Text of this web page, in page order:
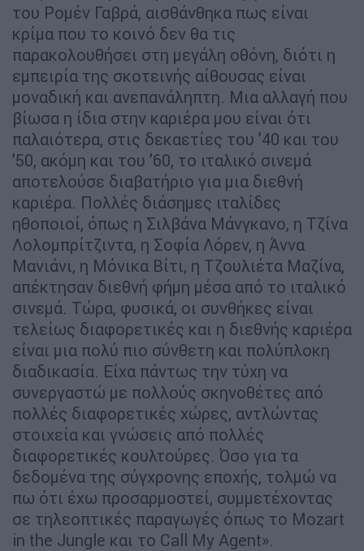
του Ρομέν Γαβρά, αισθάνθηκα πως είναι
κρίμα που το κοινό δεν θα τις
παρακολουθήσει στη μεγάλη οθόνη, διότι η
εμπειρία της σκοτεινής αίθουσας είναι
μοναδική και ανεπανάληπτη. Μια αλλαγή που
βίωσα η ίδια στην καριέρα μου είναι ότι
παλαιότερα, στις δεκαετίες του ’40 και του
’50, ακόμη και του ’60, το ιταλικό σινεμά
αποτελούσε διαβατήριο για μια διεθνή
καριέρα. Πολλές διάσημες ιταλίδες
ηθοποιοί, όπως η Σιλβάνα Μάνγκανο, η Τζίνα
Λολομπρίτζιντα, η Σοφία Λόρεν, η Άννα
Μανιάνι, η Μόνικα Βίτι, η Τζουλιέτα Μαζίνα,
απέκτησαν διεθνή φήμη μέσα από το ιταλικό
σινεμά. Τώρα, φυσικά, οι συνθήκες είναι
τελείως διαφορετικές και η διεθνής καριέρα
είναι μια πολύ πιο σύνθετη και πολύπλοκη
διαδικασία. Είχα πάντως την τύχη να
συνεργαστώ με πολλούς σκηνοθέτες από
πολλές διαφορετικές χώρες, αντλώντας
στοιχεία και γνώσεις από πολλές
διαφορετικές κουλτούρες. Όσο για τα
δεδομένα της σύγχρονης εποχής, τολμώ να
πω ότι έχω προσαρμοστεί, συμμετέχοντας
σε τηλεοπτικές παραγωγές όπως το Mozart
in the Jungle και το Call My Agent».